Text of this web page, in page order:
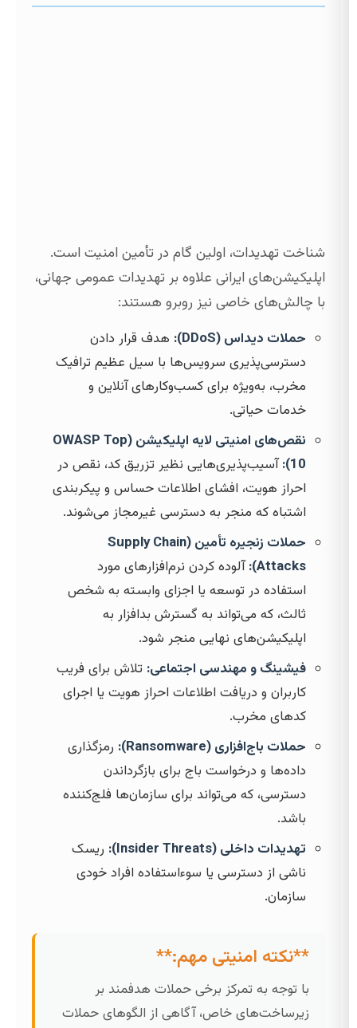
شناخت تهدیدات، اولین گام در تأمین امنیت است.
اپلیکیشن‌های ایرانی علاوه بر تهدیدات عمومی جهانی،
با چالش‌های خاصی نیز روبرو هستند:
حملات دیداس (DDoS):
هدف قرار دادن
دسترسی‌پذیری سرویس‌ها با سیل عظیم ترافیک
مخرب، به‌ویژه برای کسب‌وکارهای آنلاین و
خدمات حیاتی.
نقص‌های امنیتی لایه اپلیکیشن (OWASP Top
10): آسیب‌پذیری‌هایی نظیر تزریق کد، نقص در
احراز هویت، افشای اطلاعات حساس و پیکربندی
اشتباه که منجر به دسترسی غیرمجاز می‌شوند.
حملات زنجیره تأمین (Supply Chain
Attacks): آلوده کردن نرم‌افزارهای مورد
استفاده در توسعه یا اجزای وابسته به شخص
ثالث، که می‌تواند به گسترش بدافزار به
اپلیکیشن‌های نهایی منجر شود.
فیشینگ و مهندسی اجتماعی: تلاش برای فریب
کاربران و دریافت اطلاعات احراز هویت یا اجرای
کدهای مخرب.
حملات باج‌افزاری (Ransomware):
رمزگذاری
داده‌ها و درخواست باج برای بازگرداندن
دسترسی، که می‌تواند برای سازمان‌ها فلج‌کننده
باشد.
تهدیدات داخلی (Insider Threats):
ریسک
ناشی از دسترسی یا سوءاستفاده افراد خودی
سازمان.
**نکته امنیتی مهم:**
با توجه به تمرکز برخی حملات هدفمند بر
زیرساخت‌های خاص، آگاهی از الگوهای حملات